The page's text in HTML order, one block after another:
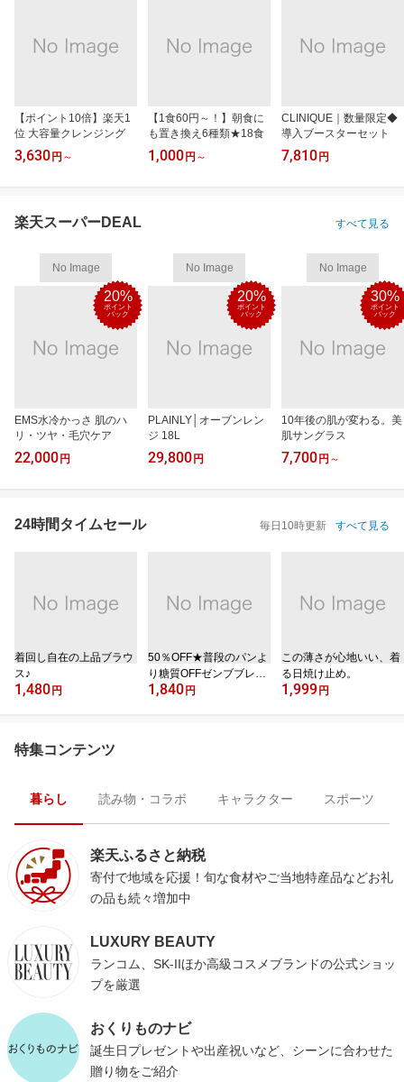
【ポイント10倍】楽天1
位 大容量クレンジング
3,630 円 ～
【1食60円～！】朝食に
も置き換え6種類★18食
1,000 円 ～
CLINIQUE｜数量限定◆
導入ブースターセット
7,810 円
楽天スーパーDEAL すべて見る
No Image
20%
ポイント
バック
EMS水冷かっさ 肌のハ
リ・ツヤ・毛穴ケア
22,000 円
No Image
20%
ポイント
バック
PLAINLY│オーブンレン
ジ 18L
29,800 円
No Image
30%
ポイント
バック
10年後の肌が変わる。美
肌サングラス
7,700 円 ～
24時間タイムセール 毎日10時更新 すべて見る
着回し自在の上品ブラウ
ス♪
1,480 円
50％OFF★普段のパンよ
り糖質OFFゼンブブレッ
ド
1,840 円
この薄さが心地いい、着
る日焼け止め。
1,999 円
特集コンテンツ
暮らし 読み物・コラボ キャラクター スポーツ
楽天ふるさと納税
寄付で地域を応援！旬な食材やご当地特産品などお礼
の品も続々増加中
LUXURY BEAUTY
ランコム、SK-IIほか高級コスメブランドの公式ショッ
プを厳選
おくりものナビ
誕生日プレゼントや出産祝いなど、シーンに合わせた
贈り物をご紹介